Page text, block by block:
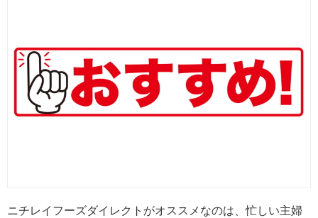
ニチレイフーズダイレクトがオススメなのは、忙しい主婦